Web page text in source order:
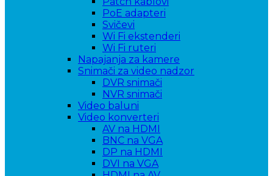
PoE adapteri
Svičevi
Wi Fi ekstenderi
Wi Fi ruteri
Napajanja za kamere
Snimači za video nadzor
DVR snimači
NVR snimači
Video baluni
Video konverteri
AV na HDMI
BNC na VGA
DP na HDMI
DVI na VGA